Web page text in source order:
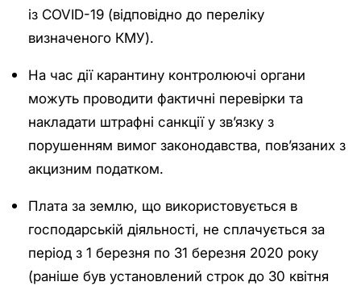
із COVID-19 (відповідно до переліку
визначеного КМУ).
На час дії карантину контролюючі органи
можуть проводити фактичні перевірки та
накладати штрафні санкції у зв’язку з
порушенням вимог законодавства, пов’язаних з
акцизним податком.
Плата за землю, що використовується в
господарській діяльності, не сплачується за
період з 1 березня по 31 березня 2020 року
(раніше був установлений строк до 30 квітня